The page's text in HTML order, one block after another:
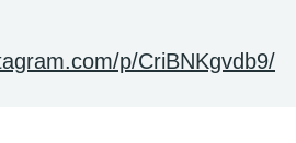
p/CriBNKgvdb9/